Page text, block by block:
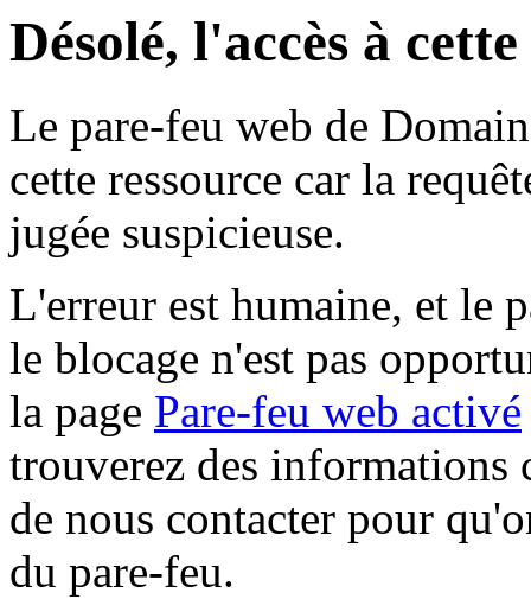
Désolé, l'accès à
Le pare-feu web de
cette ressource car la
jugée suspicieuse.
L'erreur est humaine, et le
le blocage n'est pas
la page Pare-feu web activé
trouverez des informations
de nous contacter pour
du pare-feu.